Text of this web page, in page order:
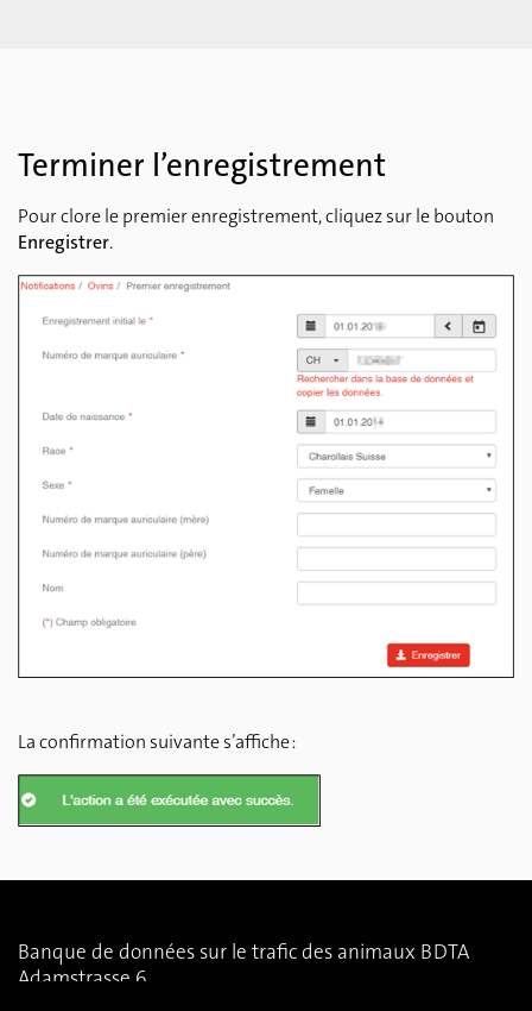
Terminer l’enregistrement
Pour clore le premier enregistrement, cliquez sur le bouton
Enregistrer.
La confirmation suivante s’affiche :
Banque de données sur le trafic des animaux BDTA
Adamstrasse 6